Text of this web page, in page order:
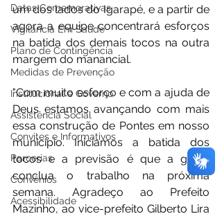
Datas Comemorativas
Vigilância Em Saúde
Plano de Contingência
Medidas de Prevenção
Institucional e Governo
Assistência Social
Convites e Informativos
Parcerias
Convênios
Acessibilidade
um dos lados do Igarapé, e a partir de
agora a equipe concentrará esforços
na batida dos demais tocos na outra
margem do manancial.
"Com muito esforço e com a ajuda de
Deus estamos avançando com mais
essa construção de Pontes em nosso
município. Iniciamos a batida dos
tocos e a previsão é que a gente
conclua o trabalho na próxima
semana. Agradeço ao Prefeito
Mazinho, ao vice-prefeito Gilberto Lira